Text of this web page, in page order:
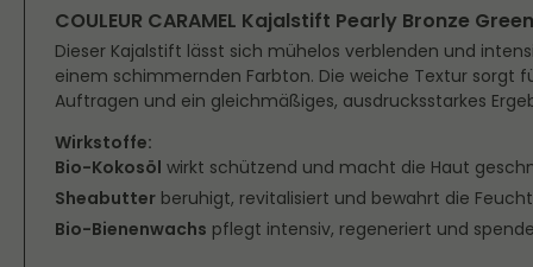
COULEUR CARAMEL Kajalstift Pearly Bronze
Dieser Kajalstift lässt sich mühelos verblenden und
einem schimmernden Farbton. Die weiche Textur sorgt
Auftragen und ein gleichmäßiges, ausdrucksstarkes
Wirkstoffe:
Bio-Kokosöl wirkt schützend und macht die Haut
Sheabutter beruhigt, revitalisiert und bewahrt die
Bio-Bienenwachs pflegt intensiv, regeneriert und